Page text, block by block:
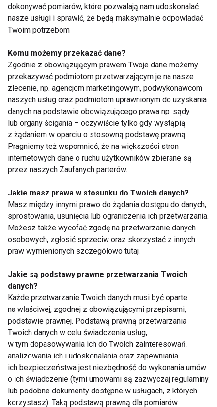
zabraniające kobietom używania jakichkolwiek
środków upiększających oraz wyzywających
strojów pod groźbą oskarżenia o czary. W XVIII
od makijażu korzystając jedynie z ozdobnych
naklejek.
„Primum non nocere”- Po pierwsze nie szkodzić
W XIX wieku doszło do kompromisu płci pięknej z
wodą, a to za sprawą księdza Sebastiana Kneippa,
który zalecał lecznicze kąpiele w ziołach, okłady,
kąpiele parowe, chodzenie boso po mokrej trawie, a
to wpływało na zdrowy wygląd, na czym najbardziej
zależało ówczesnym damom.
W tym samym czasie naukowcy w swych
laboratoriach pracowali nad nowoczesnymi środkami
i preparatami kosmetycznymi. Na ten okres datuje
się powstanie pierwszych mydeł, szminek, pudrów.
Większość z tych kosmetyków zawierała szkodliwe
substancje, które powstawały na skutek jełczenia
tłuszczy pochodzenia zwierzęcego.
dokonywać pomiarów, które pozwalają nam udoskonalać
nasze usługi i sprawić, że będą maksymalnie odpowiadać
Twoim potrzebom
Komu możemy przekazać dane?
Zgodnie z obowiązującym prawem Twoje dane możemy
przekazywać podmiotom przetwarzającym je na nasze
zlecenie, np. agencjom marketingowym, podwykonawcom
naszych usług oraz podmiotom uprawnionym do uzyskania
danych na podstawie obowiązującego prawa np. sądy
lub organy ścigania – oczywiście tylko gdy wystąpią
z żądaniem w oparciu o stosowną podstawę prawną.
Pragniemy też wspomnieć, że na większości stron
internetowych dane o ruchu użytkowników zbierane są
przez naszych Zaufanych parterów.
Jakie masz prawa w stosunku do Twoich danych?
Masz między innymi prawo do żądania dostępu do danych,
sprostowania, usunięcia lub ograniczenia ich przetwarzania.
Możesz także wycofać zgodę na przetwarzanie danych
osobowych, zgłosić sprzeciw oraz skorzystać z innych
praw wymienionych szczegółowo tutaj.
Jakie są podstawy prawne przetwarzania Twoich
danych?
Każde przetwarzanie Twoich danych musi być oparte
na właściwej, zgodnej z obowiązującymi przepisami,
podstawie prawnej. Podstawą prawną przetwarzania
Twoich danych w celu świadczenia usług,
w tym dopasowywania ich do Twoich zainteresowań,
analizowania ich i udoskonalania oraz zapewniania
ich bezpieczeństwa jest niezbędność do wykonania umów
o ich świadczenie (tymi umowami są zazwyczaj regulaminy
lub podobne dokumenty dostępne w usługach, z których
korzystasz). Taką podstawą prawną dla pomiarów